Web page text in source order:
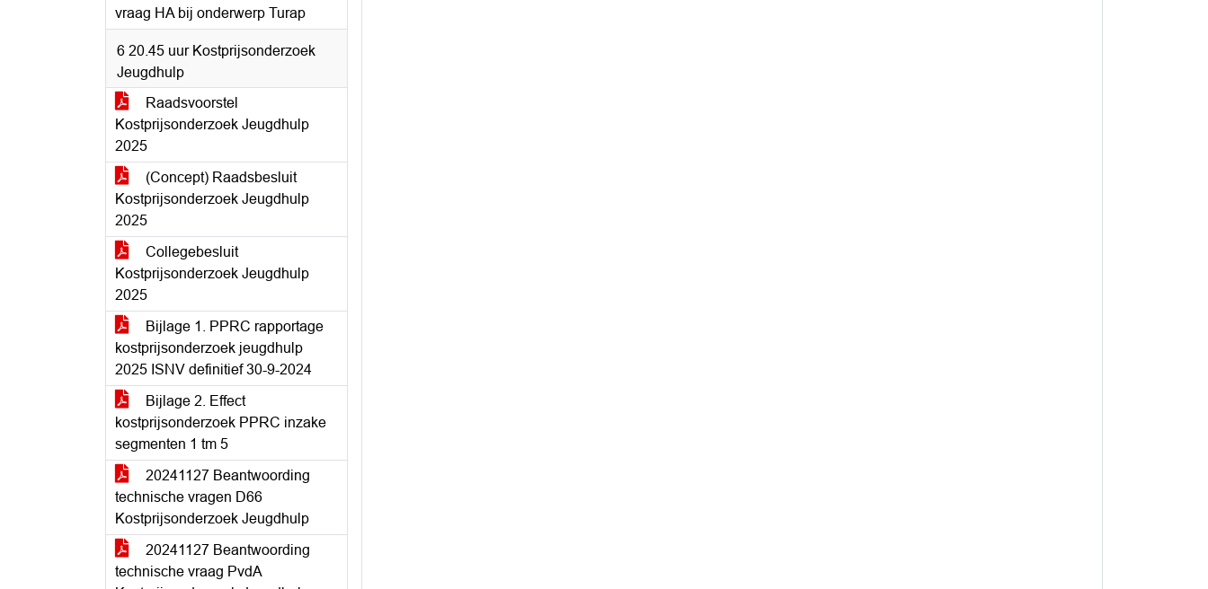
vraag HA bij onderwerp Turap
6 20.45 uur Kostprijsonderzoek
Jeugdhulp
Raadsvoorstel
Kostprijsonderzoek Jeugdhulp
2025
(Concept) Raadsbesluit
Kostprijsonderzoek Jeugdhulp
2025
Collegebesluit
Kostprijsonderzoek Jeugdhulp
2025
Bijlage 1. PPRC rapportage
kostprijsonderzoek jeugdhulp
2025 ISNV definitief 30-9-2024
Bijlage 2. Effect
kostprijsonderzoek PPRC inzake
segmenten 1 tm 5
20241127 Beantwoording
technische vragen D66
Kostprijsonderzoek Jeugdhulp
20241127 Beantwoording
technische vraag PvdA